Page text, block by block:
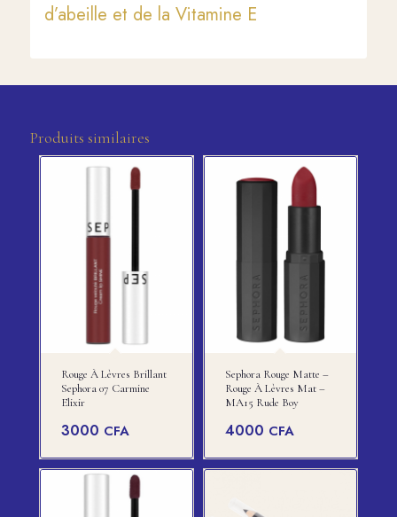
d’abeille et de la Vitamine E
Produits similaires
Rouge À Lèvres Brillant
Sephora 07 Carmine
Elixir
3000 CFA
Sephora Rouge Matte –
Rouge À Lèvres Mat –
MA15 Rude Boy
4000 CFA